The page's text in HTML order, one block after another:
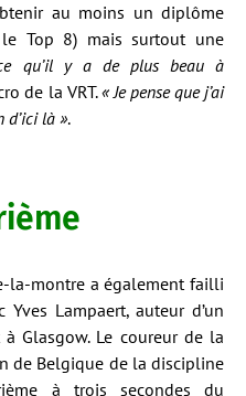
au moins un diplôme
Top 8) mais surtout une
qu’il y a de plus beau à
de la VRT.« Je pense que j’ai
d’ici là ».
la-montre a également failli
Lampaert, auteur d’un
Glasgow. Le coureur de la
de Belgique de la discipline
à trois secondes du